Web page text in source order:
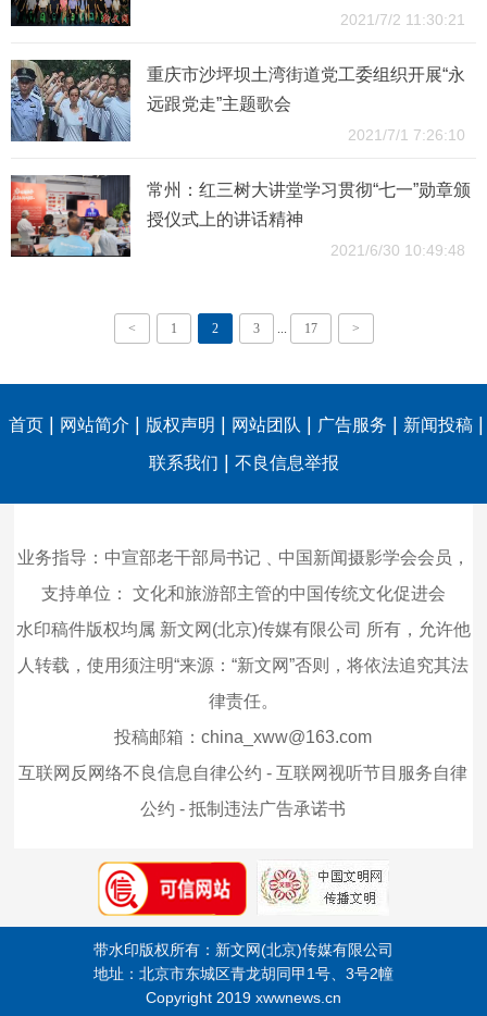
2021/7/2 11:30:21
重庆市沙坪坝土湾街道党工委组织开展“永
远跟党走”主题歌会
2021/7/1 7:26:10
常州：红三树大讲堂学习贯彻“七一”勋章颁
授仪式上的讲话精神
2021/6/30 10:49:48
< 1 2 3 ... 17 >
首页 网站简介 版权声明 网站团队 广告服务 新闻投稿
联系我们 不良信息举报
业务指导：中宣部老干部局书记﹑中国新闻摄影学会会员，
支持单位： 文化和旅游部主管的中国传统文化促进会
水印稿件版权均属 新文网(北京)传媒有限公司 所有，允许他
人转载，使用须注明“来源：“新文网”否则，将依法追究其法
律责任。
投稿邮箱：china_xww@163.com
互联网反网络不良信息自律公约 -互联网视听节目服务自律
公约 -抵制违法广告承诺书
带水印版权所有：新文网(北京)传媒有限公司
地址：北京市东城区青龙胡同甲1号、3号2幢
Copyright 2019 xwwnews.cn